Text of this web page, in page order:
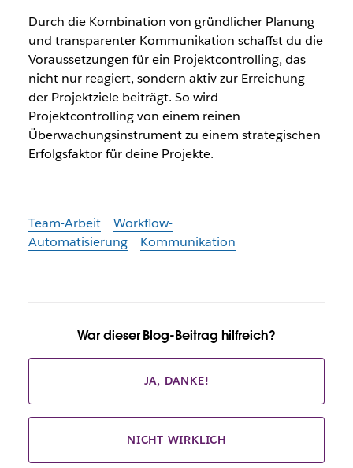
Durch die Kombination von gründlicher Planung
und transparenter Kommunikation schaffst du die
Voraussetzungen für ein Projektcontrolling, das
nicht nur reagiert, sondern aktiv zur Erreichung
der Projektziele beiträgt. So wird
Projektcontrolling von einem reinen
Überwachungsinstrument zu einem strategischen
Erfolgsfaktor für deine Projekte.
Team-Arbeit
Workflow-
Automatisierung
Kommunikation
War dieser Blog-Beitrag hilfreich?
JA, DANKE!
NICHT WIRKLICH